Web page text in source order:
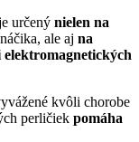
určený nielen na
ale aj na
kvôli chorobe
perličiek pomáha